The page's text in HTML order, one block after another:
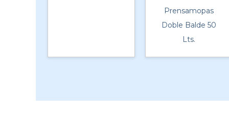
Prensamopas
Doble Balde 50
Lts.